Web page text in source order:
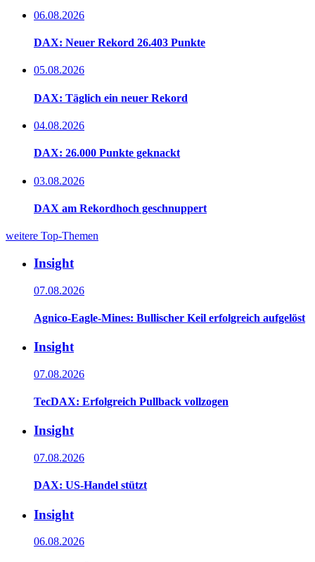
06.08.2026
DAX: Neuer Rekord 26.403 Punkte
05.08.2026
DAX: Täglich ein neuer Rekord
04.08.2026
DAX: 26.000 Punkte geknackt
03.08.2026
DAX am Rekordhoch geschnuppert
weitere Top-Themen
Insight
07.08.2026
Agnico-Eagle-Mines: Bullischer Keil erfolgreich aufgelöst
Insight
07.08.2026
TecDAX: Erfolgreich Pullback vollzogen
Insight
07.08.2026
DAX: US-Handel stützt
Insight
06.08.2026